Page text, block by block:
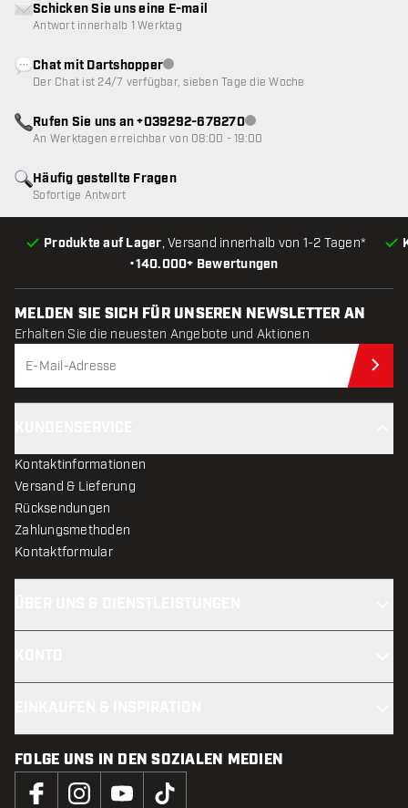
•140.000+ Bewertungen
Produkte auf Lager, Versand innerhalb von 1-2 Tagen*
Häufig gestellte Fragen
Sofortige Antwort
Schicken Sie uns eine E-mail
Antwort innerhalb 1 Werktag
Chat mit DartshopperKundenservice nicht verfügbar
Der Chat ist 24/7 verfügbar, sieben Tage die Woche
Rufen Sie uns an +039292-678270Kundenservice nicht
An Werktagen erreichbar von 08:00 - 19:00
MELDEN SIE SICH FÜR UNSEREN NEWSLETTER AN
Erhalten Sie die neuesten Angebote und Aktionen
Kontaktinformationen
Versand & Lieferung
Rücksendungen
Zahlungsmethoden
Kontaktformular
FOLGE UNS IN DEN SOZIALEN MEDIEN